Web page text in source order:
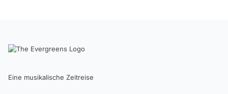
Eine musikalische Zeitreise